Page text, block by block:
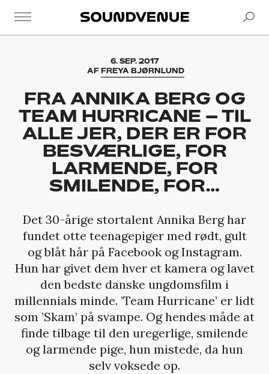
Soundvenue
6. SEP. 2017
AF FREYA BJØRNLUND
FRA ANNIKA BERG OG
TEAM HURRICANE – TIL
ALLE JER, DER ER FOR
BESVÆRLIGE, FOR
LARMENDE, FOR
SMILENDE, FOR…
Det 30-årige stortalent Annika Berg har
fundet otte teenagepiger med rødt, gult
og blåt hår på Facebook og Instagram.
Hun har givet dem hver et kamera og lavet
den bedste danske ungdomsfilm i
millennials minde. ’Team Hurricane’ er lidt
som ’Skam’ på svampe. Og hendes måde at
finde tilbage til den uregerlige, smilende
og larmende pige, hun mistede, da hun
selv voksede op.